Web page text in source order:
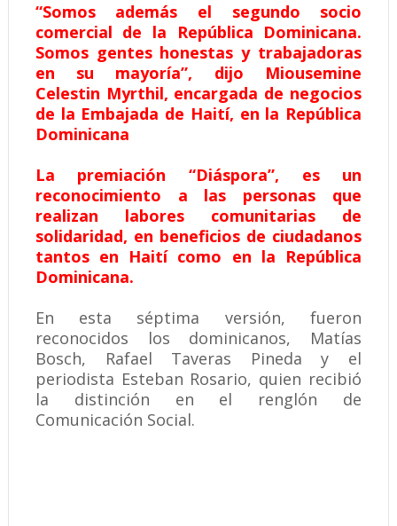
“Somos además el segundo socio
comercial de la República Dominicana.
Somos gentes honestas y trabajadoras
en su mayoría”, dijo Miousemine
Celestin Myrthil, encargada de negocios
de la Embajada de Haití, en la República
Dominicana
La premiación “Diáspora”, es un
reconocimiento a las personas que
realizan labores comunitarias de
solidaridad, en beneficios de ciudadanos
tantos en Haití como en la República
Dominicana.
En esta séptima versión, fueron
reconocidos los dominicanos, Matías
Bosch, Rafael Taveras Pineda y el
periodista Esteban Rosario, quien recibió
la distinción en el renglón de
Comunicación Social.